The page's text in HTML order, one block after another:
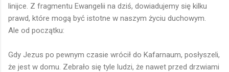
linijce. Z fragmentu Ewangelii na dziś, dowiadujemy się kilku
prawd, które mogą być istotne w naszym życiu duchowym.
Ale od początku:
Gdy Jezus po pewnym czasie wrócił do Kafarnaum, posłyszeli,
że jest w domu. Zebrało się tyle ludzi, że nawet przed drzwiami